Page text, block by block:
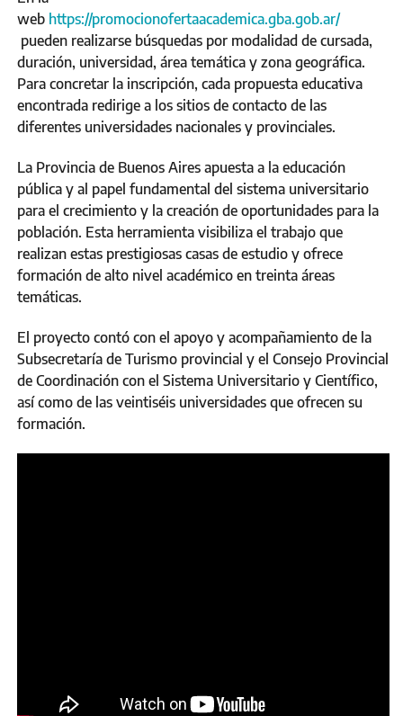
web https://promocionofertaacademica.gba.gob.ar/
pueden realizarse búsquedas por modalidad de cursada,
duración, universidad, área temática y zona geográfica.
Para concretar la inscripción, cada propuesta educativa
encontrada redirige a los sitios de contacto de las
diferentes universidades nacionales y provinciales.
La Provincia de Buenos Aires apuesta a la educación
pública y al papel fundamental del sistema universitario
para el crecimiento y la creación de oportunidades para la
población. Esta herramienta visibiliza el trabajo que
realizan estas prestigiosas casas de estudio y ofrece
formación de alto nivel académico en treinta áreas
temáticas.
El proyecto contó con el apoyo y acompañamiento de la
Subsecretaría de Turismo provincial y el Consejo Provincial
de Coordinación con el Sistema Universitario y Científico,
así como de las veintiséis universidades que ofrecen su
formación.